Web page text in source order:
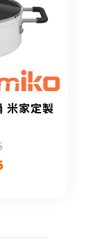
米家定製